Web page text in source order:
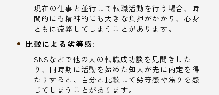
現在の仕事と並行して転職活動を行う場合、時
間的にも精神的にも大きな負担がかかり、心身
ともに疲弊してしまうことがあります。
比較による劣等感:
SNSなどで他の人の転職成功談を見聞きした
り、同時期に活動を始めた知人が先に内定を得
たりすると、自分と比較して劣等感や焦りを感
じてしまうことがあります。